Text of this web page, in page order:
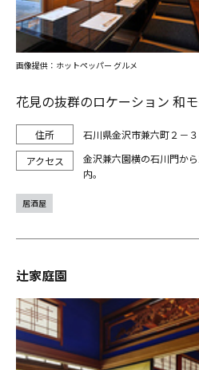
花見の抜群のロケーション 和
石川県金沢市兼六町２－３
金沢兼六園横の石川門か
内。
画像提供：ホットペッパー グルメ
居酒屋
辻家庭園